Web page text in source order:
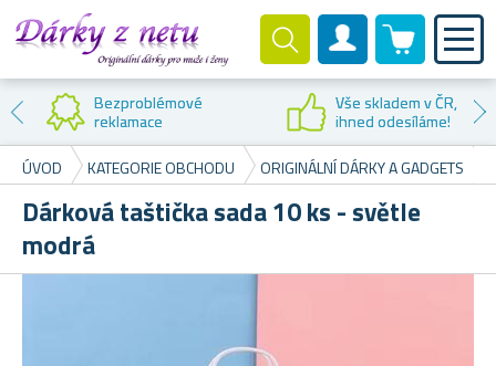
Zákaznický účet
0 produktů
Bezproblémové
reklamace
Vše skladem v ČR,
ihned odesíláme!
ÚVOD
KATEGORIE OBCHODU ORIGINÁLNÍ DÁRKY A GADGETS
Dárková taštička sada 10 ks - světle
modrá